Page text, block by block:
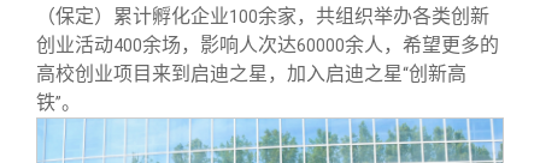
（保定）累计孵化企业100余家，共组织举办各类创新
创业活动400余场，影响人次达60000余人，希望更多的
高校创业项目来到启迪之星，加入启迪之星“创新高
铁”。